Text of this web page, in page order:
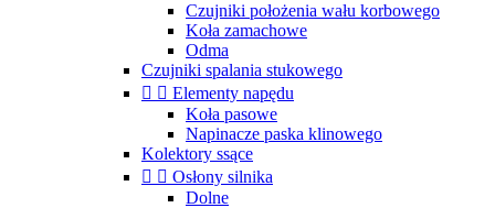
Czujniki położenia wału korbowego
Koła zamachowe
Odma
Czujniki spalania stukowego
  Elementy napędu
Koła pasowe
Napinacze paska klinowego
Kolektory ssące
  Osłony silnika
Dolne